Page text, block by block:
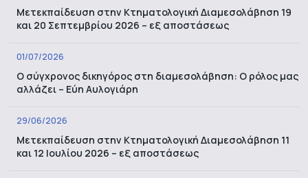
Μετεκπαίδευση στην Κτηματολογική Διαμεσολάβηση 19
και 20 Σεπτεμβρίου 2026 – εξ αποστάσεως
01/07/2026
Ο σύγχρονος δικηγόρος στη διαμεσολάβηση: Ο ρόλος μας
αλλάζει – Εύη Αυλογιάρη
29/06/2026
Μετεκπαίδευση στην Κτηματολογική Διαμεσολάβηση 11
και 12 Ιουλίου 2026 – εξ αποστάσεως